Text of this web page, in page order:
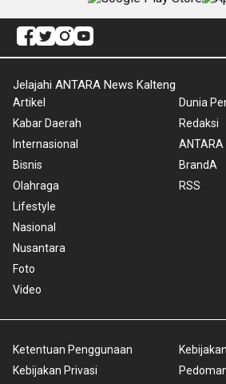
Jelajahi ANTARA News Kalteng
Artikel
Kabar Daerah
Internasional
Bisnis
Olahraga
Lifestyle
Nasional
Nusantara
Foto
Video
Dunia
Redaksi
ANTARA
BrandA
RSS
Ketentuan Penggunaan
Kebijakan Privasi